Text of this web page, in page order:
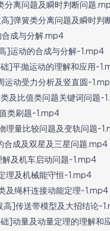
离问题及瞬时判断问题
]弹簧类分离问题及瞬时判
成与分解.mp4
]运动的合成与分解~1.mp4
]平抛运动的理解和应用
运动受力分析及竖直圆
及比值类问题关键词问题
类刷题~1.mp4
量比较问题及变轨问题
成及双星及三星问题.mp4
及机车启动问题~1.mp4
及机械能守恒~1.mp4
绳杆连接动能定理~1.mp4
]传送带模型及大招结论
]动量及动量定理的理解和